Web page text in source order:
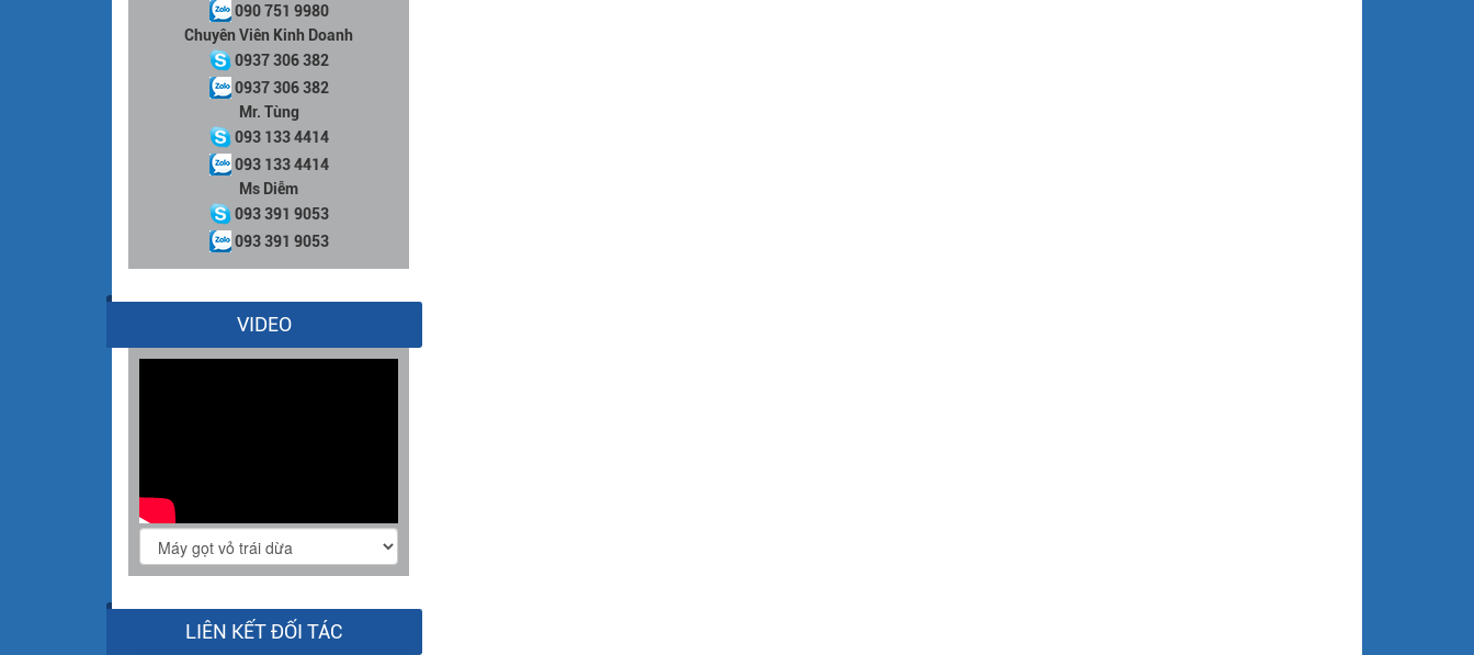
090 751 9980
Chuyên Viên Kinh Doanh
0937 306 382
0937 306 382
Mr. Tùng
093 133 4414
093 133 4414
Ms Diễm
093 391 9053
093 391 9053
VIDEO
LIÊN KẾT ĐỐI TÁC